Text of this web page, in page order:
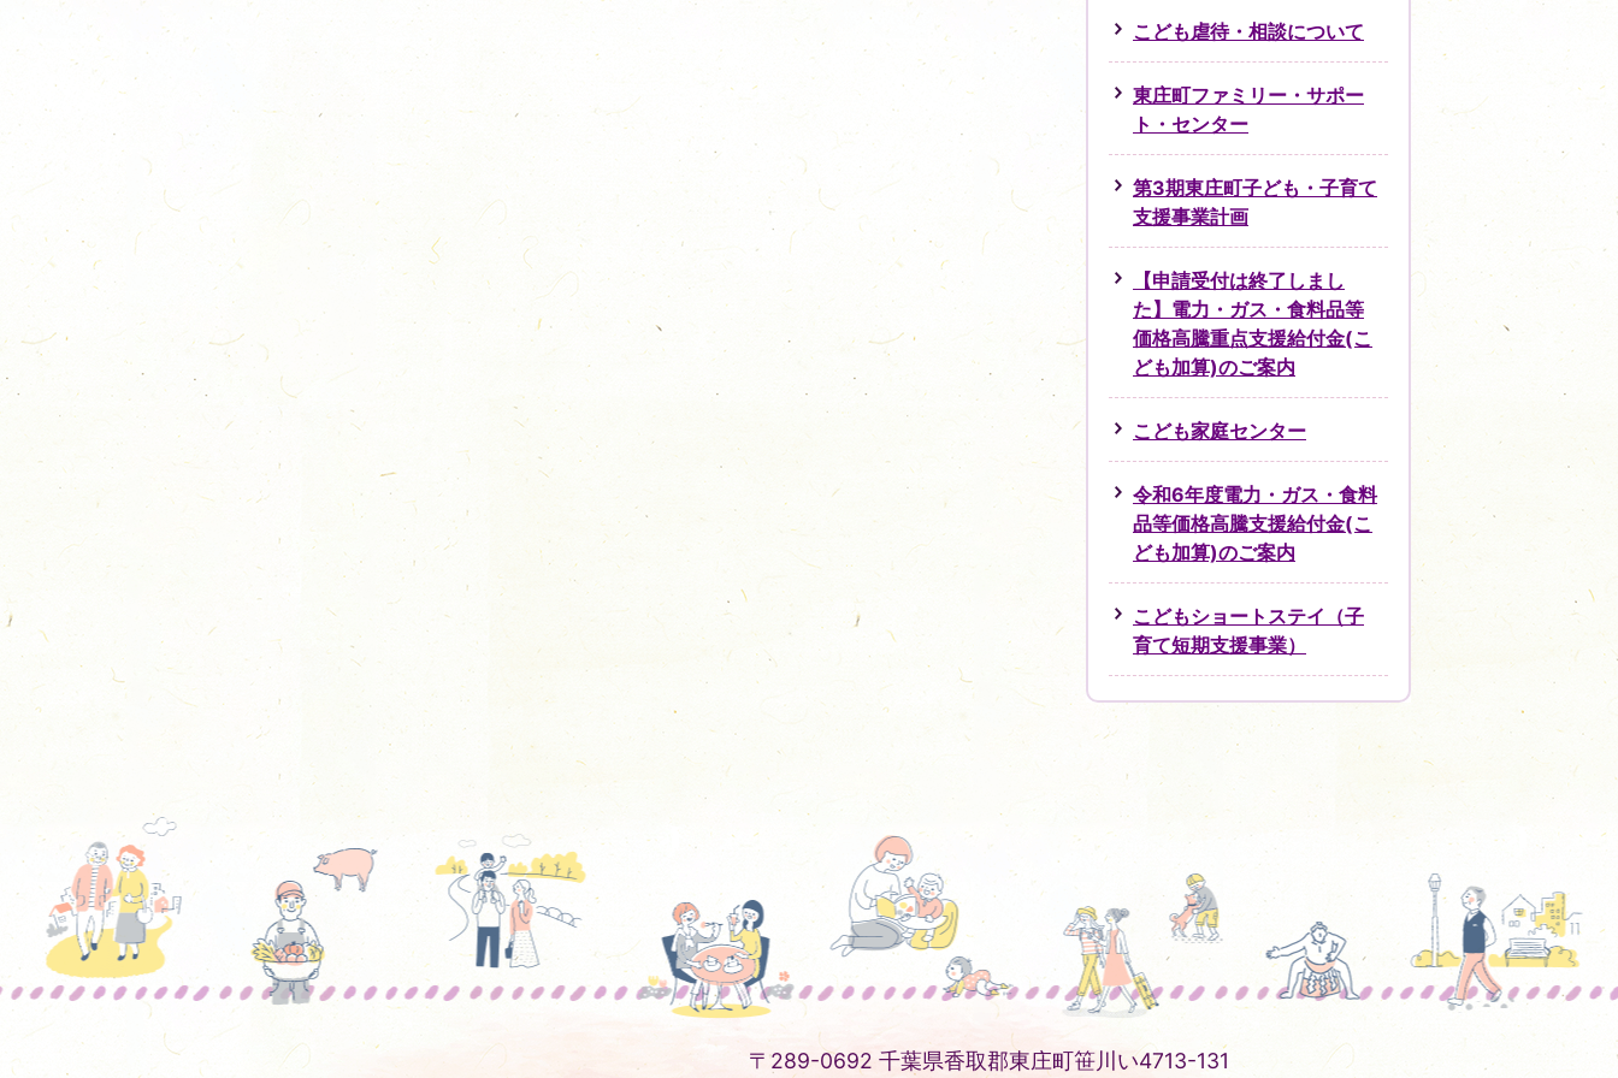
こども虐待・相談について
東庄町ファミリー・サポー
ト・センター
第3期東庄町子ども・子育て
支援事業計画
【申請受付は終了しまし
た】電力・ガス・食料品等
価格高騰重点支援給付金(こ
ども加算)のご案内
こども家庭センター
令和6年度電力・ガス・食料
品等価格高騰支援給付金(こ
ども加算)のご案内
こどもショートステイ（子
育て短期支援事業）
〒289-0692 千葉県香取郡東庄町笹川い4713-131